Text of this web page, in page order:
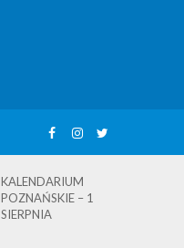
KALENDARIUM
POZNAŃSKIE – 1
SIERPNIA